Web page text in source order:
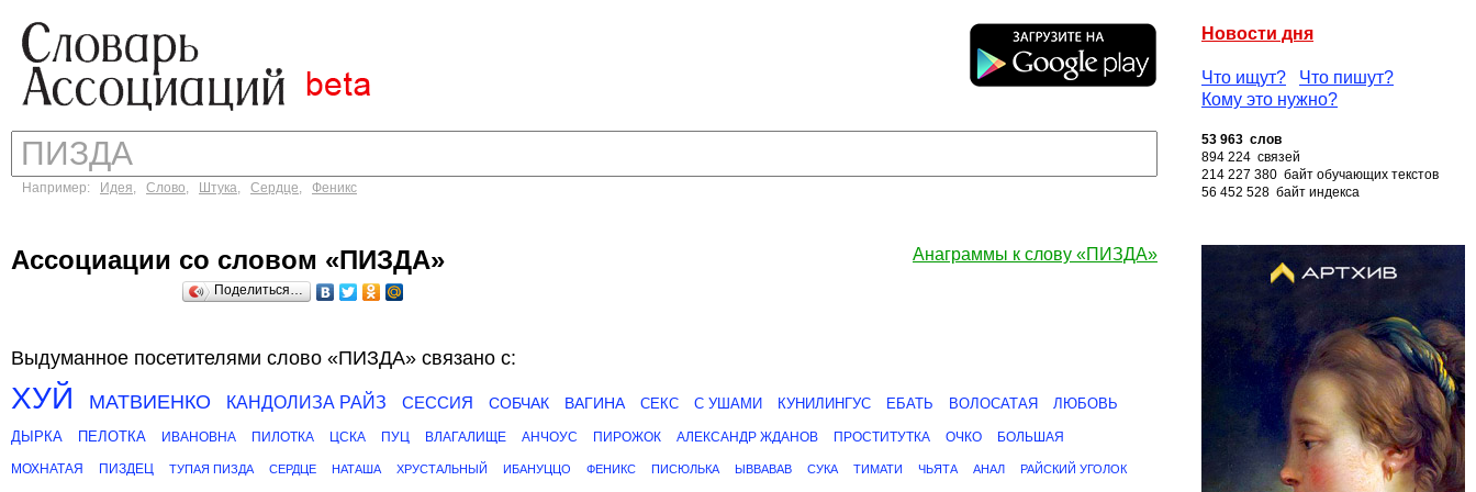
Новости дня
Что ищут?
Что пишут?
Кому это нужно?
Например: Идея, Слово, Штука, Сердце, Феникс
53 963 слов
894 224 связей
214 227 380 байт обучающих текстов
56 452 528 байт индекса
Анаграммы к слову «ПИЗДА»
Ассоциации со словом «ПИЗДА»
Поделиться…
Выдуманное посетителями слово «ПИЗДА» связано с:
ХУЙ МАТВИЕНКО КАНДОЛИЗА РАЙЗ СЕССИЯ СОБЧАК ВАГИНА СЕКС С УШАМИ КУНИЛИНГУС ЕБАТЬ ВОЛОСАТАЯ
ЛЮБОВЬ
ДЫРКА
ПЕЛОТКА ИВАНОВНА ПИЛОТКА ЦСКА ПУЦ ВЛАГАЛИЩЕ АНЧОУС ПИРОЖОК АЛЕКСАНДР ЖДАНОВ ПРОСТИТУТКА ОЧКО БОЛЬШАЯ
МОХНАТАЯ ПИЗДЕЦ ТУПАЯ ПИЗДА СЕРДЦЕ НАТАША ХРУСТАЛЬНЫЙ ИБАНУЦЦО ФЕНИКС ПИСЮЛЬКА ЫВВАВАВ СУКА ТИМАТИ ЧЬЯТА АНАЛ РАЙСКИЙ УГОЛОК